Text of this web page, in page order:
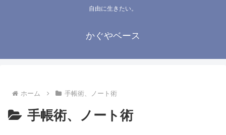
自由に生きたい。
かぐやベース
ホーム 手帳術、ノート術
手帳術、ノート術